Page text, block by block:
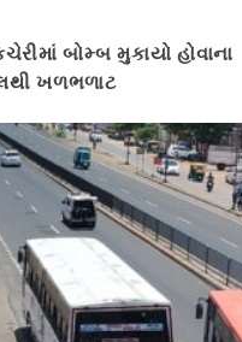
બોમ્બ મુકાયો હોવાના
ધમકીભર્યા ઈ-મેલથી ખળભળાટ